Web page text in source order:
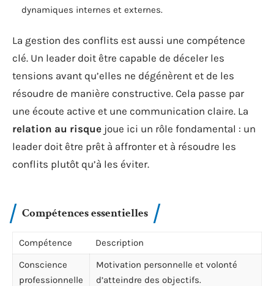
dynamiques internes et externes.
La gestion des conflits est aussi une compétence
clé. Un leader doit être capable de déceler les
tensions avant qu’elles ne dégénèrent et de les
résoudre de manière constructive. Cela passe par
une écoute active et une communication claire. La
relation au risque joue ici un rôle fondamental : un
leader doit être prêt à affronter et à résoudre les
conflits plutôt qu’à les éviter.
Compétences essentielles
Compétence
Description
Conscience
professionnelle
Motivation personnelle et volonté
d’atteindre des objectifs.